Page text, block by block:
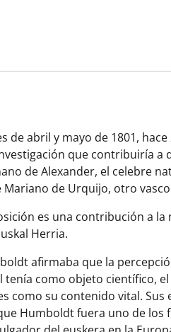
de abril y mayo de 1801,
que contribuiría a
de Alexander, el celebre
Mariano de Urquijo, otro
es una contribución a
Herria.
afirmaba que la
tenía como objeto científico,
como su contenido vital.
Humboldt fuera uno de los